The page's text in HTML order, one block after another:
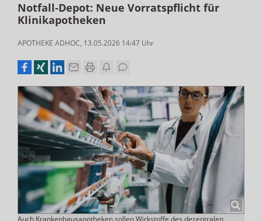
Notfall-Depot: Neue Vorratspflicht für
Klinikapotheken
APOTHEKE ADHOC, 13.05.2026 14:47 Uhr
Auch Krankenhausapotheken sollen Wirkstoffe des dezentralen